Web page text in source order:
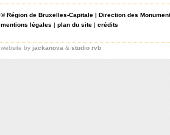
©Région de Bruxelles-Capitale | Direction des
mentions légales | plan du site | crédits
website by jackanova & studio rvb